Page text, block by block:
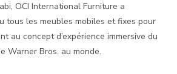
OCI International Furniture a
tous les meubles mobiles et fixes pour
au concept d’expérience immersive du
Warner Bros. au monde.